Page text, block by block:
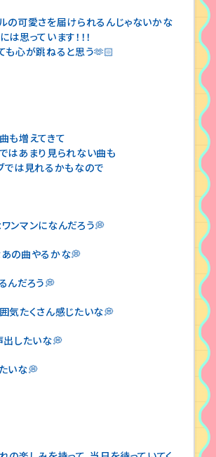
の可愛さを届けられるんじゃないかな
思っています！！！
も心が跳ねると思う🫶🏻
も増えてきて
はあまり見られない曲も
では見れるかもなので
ンマンになんだろう💭
の曲やるかな💭
んだろう💭
気たくさん感じたいな💭
出したいな💭
いな💭